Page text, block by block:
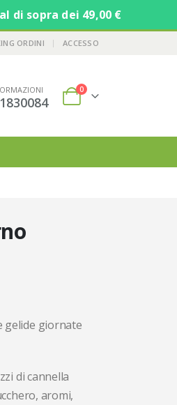
di sopra dei 49,00 €
ORDINI ACCESSO
0
gelide giornate
di cannella
aromi,